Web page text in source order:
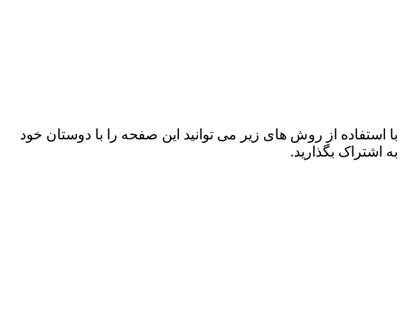
با استفاده از روش های زیر می توانید این صفحه را با دوستان خود
به اشتراک بگذارید.